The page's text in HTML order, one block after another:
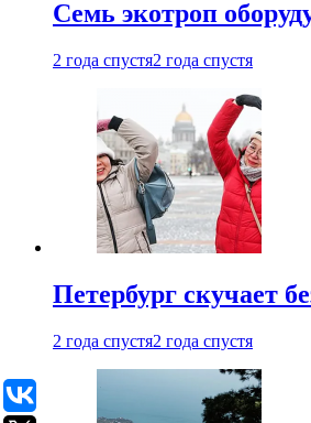
Семь экотроп
2 года спустя2 года спустя
Петербург скучает
2 года спустя2 года спустя